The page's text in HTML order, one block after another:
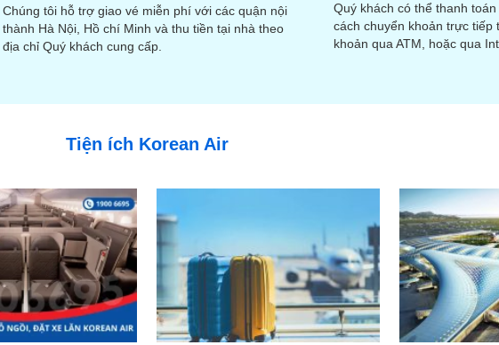
Chúng tôi hỗ trợ giao vé miễn phí với các quận nội
thành Hà Nội, Hồ chí Minh và thu tiền tại nhà theo
địa chỉ Quý khách cung cấp.
Quý khách có thể thanh
cách chuyển khoản trực tiếp
khoản qua ATM, hoặc qua
Tiện ích Korean Air